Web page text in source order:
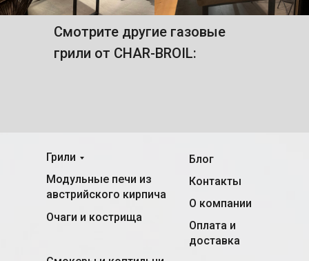
Смотрите другие газовые
грили от CHAR-BROIL:
Модульные печи из
австрийского кирпича
Очаги и кострища
Контакты
Блог
О компании
Оплата и
доставка
Грили